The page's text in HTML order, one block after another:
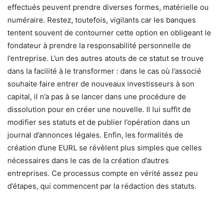
effectués peuvent prendre diverses formes, matérielle ou
numéraire. Restez, toutefois, vigilants car les banques
tentent souvent de contourner cette option en obligeant le
fondateur à prendre la responsabilité personnelle de
l’entreprise. L’un des autres atouts de ce statut se trouve
dans la facilité à le transformer : dans le cas où l’associé
souhaite faire entrer de nouveaux investisseurs à son
capital, il n’a pas à se lancer dans une procédure de
dissolution pour en créer une nouvelle. Il lui suffit de
modifier ses statuts et de publier l’opération dans un
journal d’annonces légales. Enfin, les formalités de
création d’une EURL se révèlent plus simples que celles
nécessaires dans le cas de la création d’autres
entreprises. Ce processus compte en vérité assez peu
d’étapes, qui commencent par la rédaction des statuts.